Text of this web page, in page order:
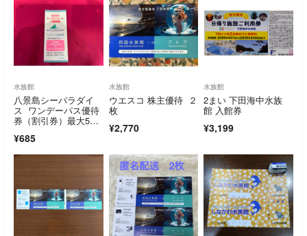
水族館
八景島シーパラダイ
ス ワンデーパス優待
券（割引券）最大5名
¥685
水族館
ウエスコ 株主優待 ２
枚
¥2,770
水族館
2まい 下田海中水族
館 入館券
¥3,199